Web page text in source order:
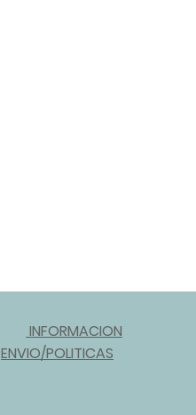
INFORMACION
ENVIO/POLITICAS